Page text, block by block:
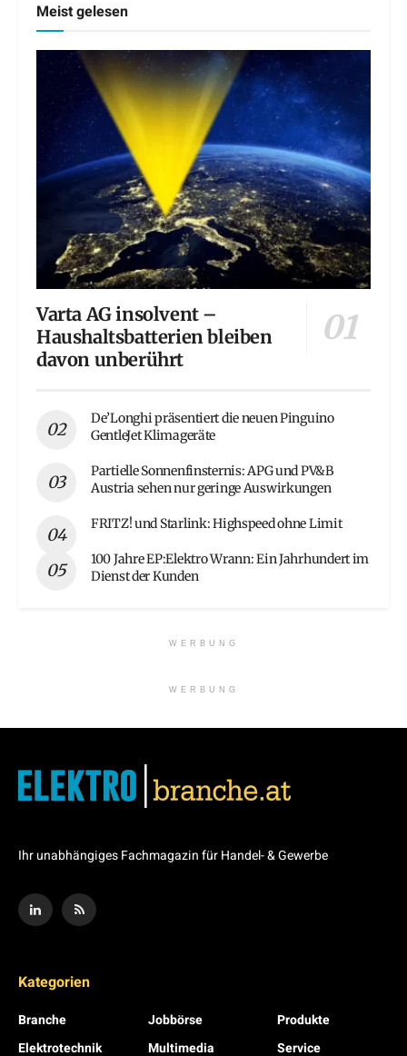
Meist gelesen
Varta AG insolvent –
Haushaltsbatterien bleiben
davon unberührt
De’Longhi präsentiert die neuen Pinguino
GentleJet Klimageräte
Partielle Sonnenfinsternis: APG und PV&B
Austria sehen nur geringe Auswirkungen
FRITZ! und Starlink: Highspeed ohne Limit
100 Jahre EP:Elektro Wrann: Ein Jahrhundert im
Dienst der Kunden
WERBUNG
WERBUNG
Ihr unabhängiges Fachmagazin für Handel- & Gewerbe
Kategorien
Branche
Elektrotechnik
Jobbörse
Multimedia
Produkte
Service